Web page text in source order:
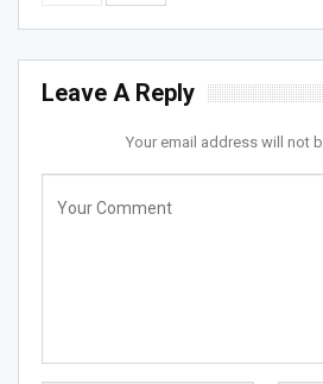
Leave A Reply
Your email address will not